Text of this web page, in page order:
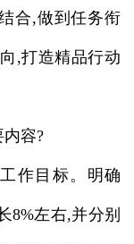
合,做到任务衔
,打造精品行动
容?
作目标。明确
8%左右,并分别